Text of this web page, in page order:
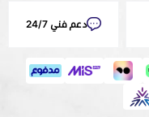
دعم فني 24/7